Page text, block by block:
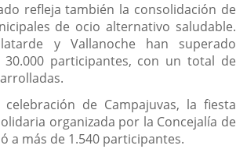
refleja también la consolidación de
de ocio alternativo saludable.
y Vallanoche han superado
participantes, con un total de
de Campajuvas, la fiesta
organizada por la Concejalía de
a más de 1.540 participantes.